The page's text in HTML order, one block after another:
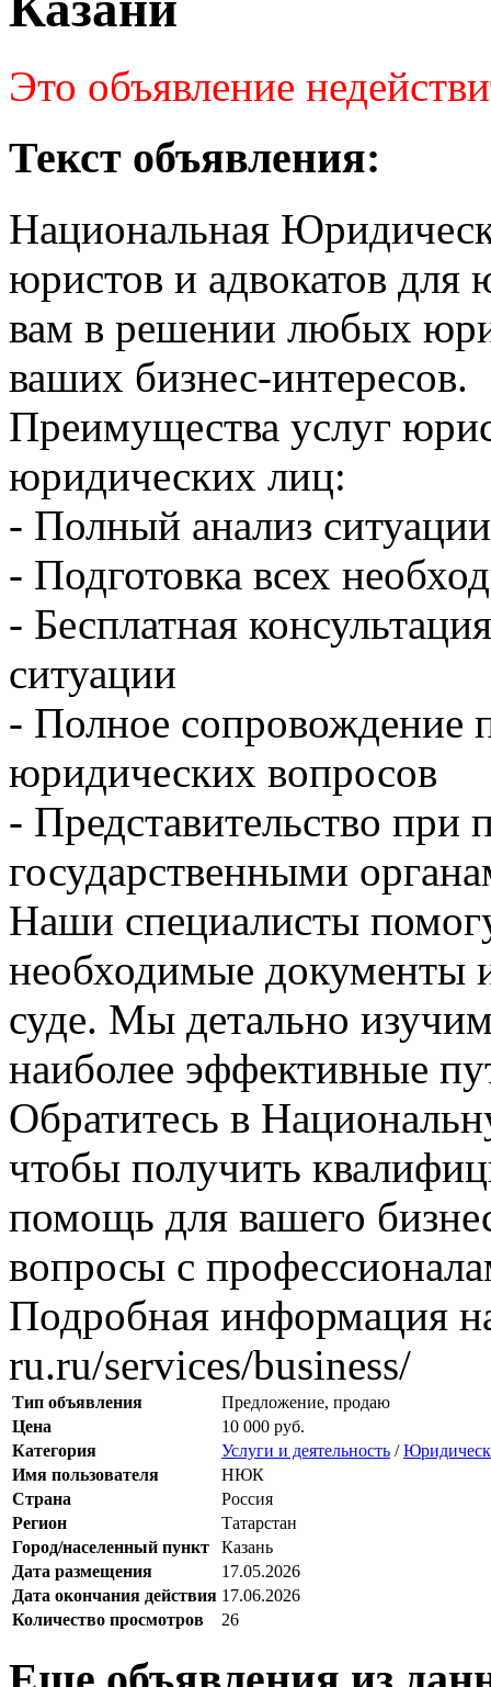
Это объявление
Текст объявления:
Национальная
юристов и адвокатов
вам в решении любых
ваших бизнес-интересов.
Преимущества услуг
юридических лиц:
- Полный анализ
- Подготовка всех
- Бесплатная
ситуации
- Полное сопровождение
юридических вопросов
- Представительство при
государственными
Наши специалисты
необходимые документы
суде. Мы детально
наиболее эффективные
Обратитесь в
чтобы получить
помощь для вашего
вопросы с
Подробная информация
ru.ru/services/business/
Тип объявления
Предложение, продаю
Цена
10 000 руб.
Категория
Услуги и деятельность /
Имя пользователя
НЮК
Страна
Россия
Регион
Татарстан
Город/населенный пункт
Казань
Дата размещения
17.05.2026
Дата окончания действия 17.06.2026
Количество просмотров
26